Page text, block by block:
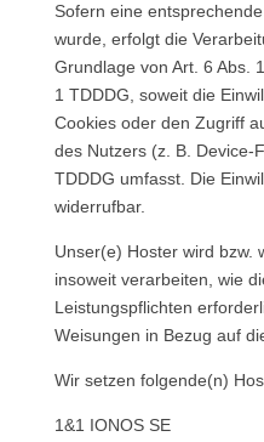
Sofern eine
wurde, erfolgt die
Grundlage von Art. 6 Abs.
1 TDDDG, soweit die
Cookies oder den Zugriff
des Nutzers (z. B. Device-
TDDDG umfasst. Die
widerrufbar.
Unser(e) Hoster wird bzw.
insoweit verarbeiten, wie
Leistungspflichten
Weisungen in Bezug auf
Wir setzen folgende(n)
1&1 IONOS SE